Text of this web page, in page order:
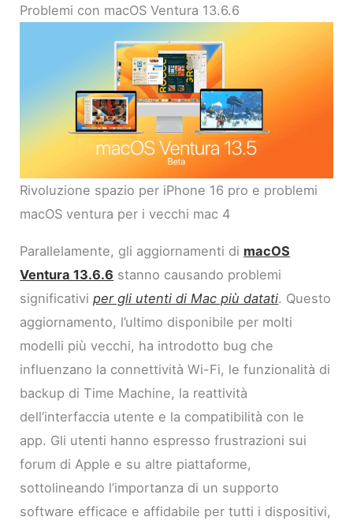
Problemi con macOS Ventura 13.6.6
Rivoluzione spazio per iPhone 16 pro e problemi
macOS ventura per i vecchi mac 4
Parallelamente, gli aggiornamenti di macOS
Ventura 13.6.6 stanno causando problemi
significativiper gli utenti di Mac più datati. Questo
aggiornamento, l’ultimo disponibile per molti
modelli più vecchi, ha introdotto bug che
influenzano la connettività Wi-Fi, le funzionalità di
backup di Time Machine, la reattività
dell’interfaccia utente e la compatibilità con le
app. Gli utenti hanno espresso frustrazioni sui
forum di Apple e su altre piattaforme,
sottolineando l’importanza di un supporto
software efficace e affidabile per tutti i dispositivi,